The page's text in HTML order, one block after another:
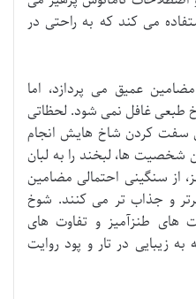
می کند که به راحتی در
عمیق می پردازد، اما
طبعی غافل نمی شود. لحظاتی
سفت کردن شاخ هایش انجام
شخصیت ها، لبخند را به لبان
از سنگینی احتمالی مضامین
و جذاب تر می کنند. شوخ
های طنزآمیز و تفاوت های
در تار و پود روایت